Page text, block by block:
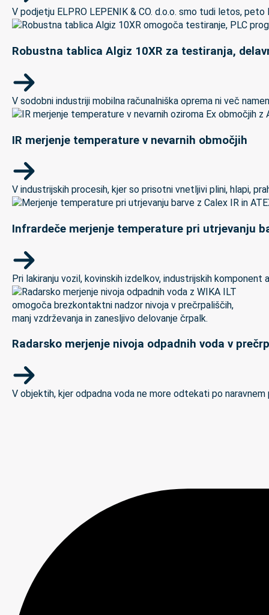
V podjetju ELPRO LEPENIK & CO. d.o.o. smo tudi letos,
Robustna tablica Algiz 10XR za testiranja,
V sodobni industriji mobilna računalniška oprema ni več
IR merjenje temperature v nevarnih območjih
V industrijskih procesih, kjer so prisotni vnetljivi plini, hlapi,
Infrardeče merjenje temperature pri utrjevanju
Pri lakiranju vozil, kovinskih izdelkov, industrijskih
Radarsko merjenje nivoja odpadnih voda v
V objektih, kjer odpadna voda ne more odtekati po